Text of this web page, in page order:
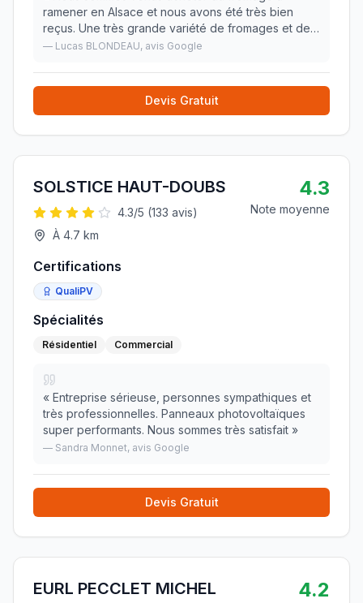
ramener en Alsace et nous avons été très bien
reçus. Une très grande variété de fromages et des
produits du terroir en tout genre. Je recommande.
— Lucas BLONDEAU, avis Google
Devis Gratuit
SOLSTICE HAUT-DOUBS
4.3/5 (133 avis)
À 4.7 km
4.3
Note moyenne
Certifications
QualiPV
Spécialités
Résidentiel Commercial
« Entreprise sérieuse, personnes sympathiques et
très professionnelles. Panneaux photovoltaïques
super performants. Nous sommes très satisfait »
— Sandra Monnet, avis Google
Devis Gratuit
EURL PECCLET MICHEL 4.2